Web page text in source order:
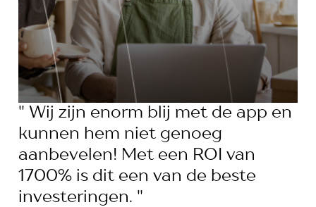
" Wij zijn enorm blij met de app en
kunnen hem niet genoeg
aanbevelen! Met een ROI van
1700% is dit een van de beste
investeringen. "